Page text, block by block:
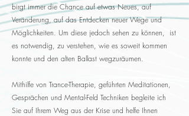
birgt immer die Chance auf etwas Neues, auf
Veränderung, auf das Entdecken neuer Wege und
Möglichkeiten. Um diese jedoch sehen zu können, ist
es notwendig, zu verstehen, wie es soweit kommen
konnte und den alten Ballast wegzuräumen.
Mithilfe von Trance-Therapie, geführten Meditationen,
Gesprächen und Mental-Feld Techniken begleite ich
Sie auf Ihrem Weg aus der Krise und helfe Ihnen